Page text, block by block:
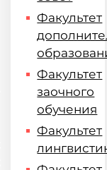
Факультет
Факультет
заочного
обучения
Факультет